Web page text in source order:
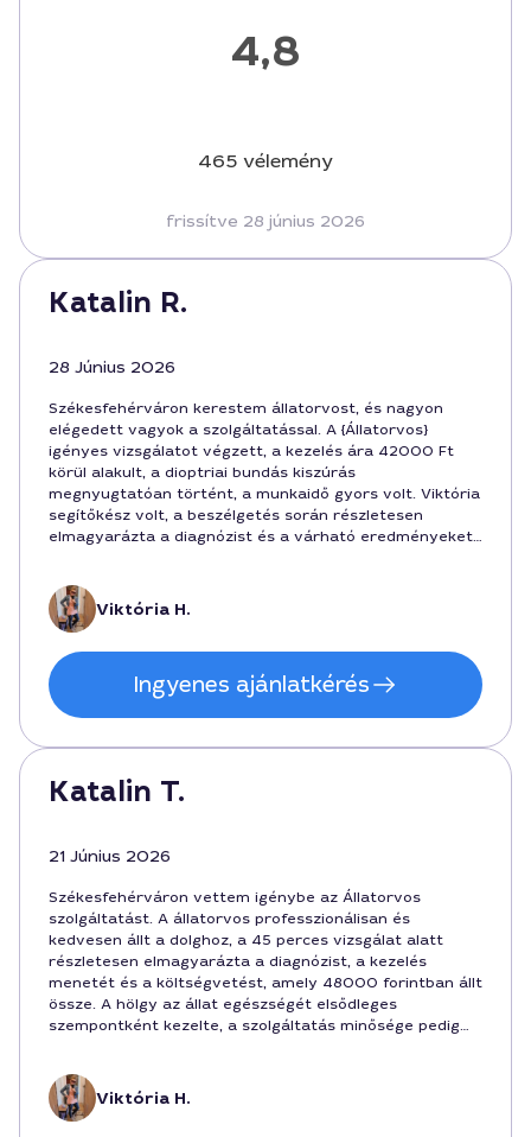
4,8
465 vélemény
frissítve 28 június 2026
Katalin R.
28 Június 2026
Székesfehérváron kerestem állatorvost, és nagyon
elégedett vagyok a szolgáltatással. A {Állatorvos}
igényes vizsgálatot végzett, a kezelés ára 42000 Ft
körül alakult, a dioptriai bundás kiszúrás
megnyugtatóan történt, a munkaidő gyors volt. Viktória
segítőkész volt, a beszélgetés során részletesen
elmagyarázta a diagnózist és a várható eredményeket.
Viktória H.
Ingyenes ajánlatkérés
Katalin T.
21 Június 2026
Székesfehérváron vettem igénybe az Állatorvos
szolgáltatást. A állatorvos professzionálisan és
kedvesen állt a dolghoz, a 45 perces vizsgálat alatt
részletesen elmagyarázta a diagnózist, a kezelés
menetét és a költségvetést, amely 48000 forintban állt
össze. A hölgy az állat egészségét elsődleges
szempontként kezelte, a szolgáltatás minősége pedig
ahol az állatos költségek gyakran magasabbak lehetnek.
Ügyfél-szolgálat nagyon rendben volt, a konzultáció
Viktória H.